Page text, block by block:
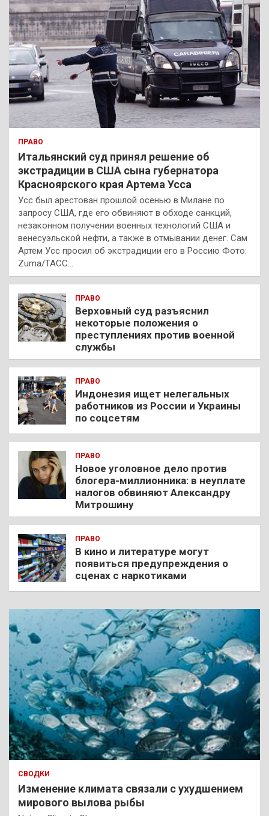
ПРАВО
Итальянский суд принял решение об
экстрадиции в США сына губернатора
Красноярского края Артема Усса
Усс был арестован прошлой осенью в Милане по
запросу США, где его обвиняют в обходе санкций,
незаконном получении военных технологий США и
венесуэльской нефти, а также в отмывании денег. Сам
Артем Усс просил об экстрадиции его в Россию Фото:
Zuma/ТАСС…
ПРАВО
Верховный суд разъяснил
некоторые положения о
преступлениях против военной
службы
ПРАВО
Индонезия ищет нелегальных
работников из России и Украины
по соцсетям
ПРАВО
Новое уголовное дело против
блогера-миллионника: в неуплате
налогов обвиняют Александру
Митрошину
ПРАВО
В кино и литературе могут
появиться предупреждения о
сценах с наркотиками
СВОДКИ
Изменение климата связали с ухудшением
мирового вылова рыбы